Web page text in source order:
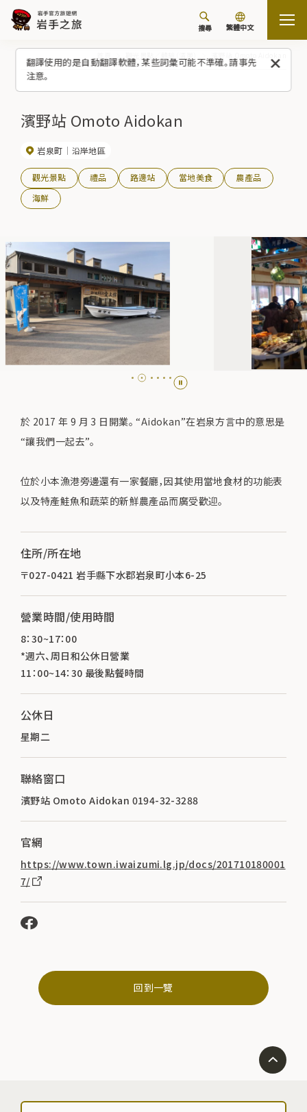
翻譯使用的是自動翻譯軟體，某些詞彙可能不準確。請事先
注意。
搜尋 繁體中文
濱野站 Omoto Aidokan
岩泉町 沿岸地區
觀光景點 禮品 路邊站 當地美食
農產品
海鮮
於 2017 年 9 月 3 日開業。 “Aidokan”在岩泉方言中的意思是
“讓我們一起去”。
位於小本漁港旁邊還有一家餐廳，因其使用當地食材的功能表
以及特產鮭魚和蔬菜的新鮮農產品而廣受歡迎。
住所/所在地
〒027-0421 岩手縣下水郡岩泉町小本6-25
營業時間/使用時間
8：30~17：00
*週六、周日和公休日營業
11：00~14：30 最後點餐時間
公休日
星期二
聯絡窗口
濱野站 Omoto Aidokan 0194-32-3288
官網
https://www.town.iwaizumi.lg.jp/docs/201710180001
7/
回到一覽